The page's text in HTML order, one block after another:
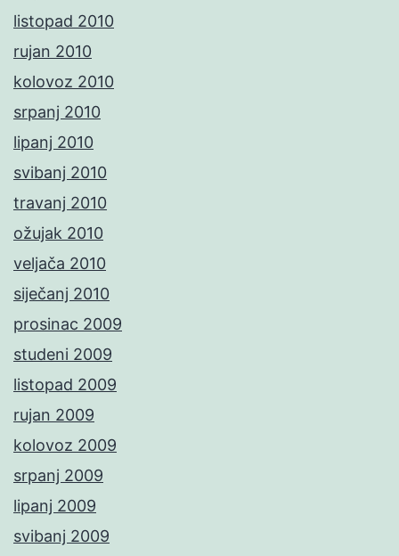
listopad 2010
rujan 2010
kolovoz 2010
srpanj 2010
lipanj 2010
svibanj 2010
travanj 2010
ožujak 2010
veljača 2010
siječanj 2010
prosinac 2009
studeni 2009
listopad 2009
rujan 2009
kolovoz 2009
srpanj 2009
lipanj 2009
svibanj 2009